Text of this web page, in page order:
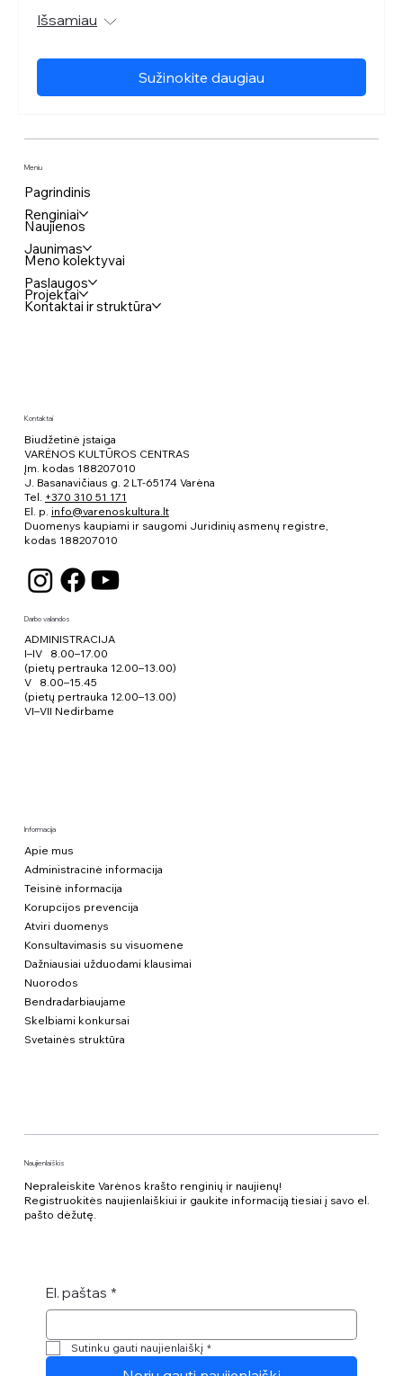
Išsamiau
Sužinokite daugiau
Meniu
Pagrindinis
Renginiai
Naujienos
Jaunimas
Meno kolektyvai
Paslaugos
Projektai
Kontaktai ir struktūra
Kontaktai
Biudžetinė įstaiga
VARĖNOS KULTŪROS CENTRAS
Įm. kodas 188207010
J. Basanavičiaus g. 2 LT-65174 Varėna
Tel. +370 310 51 171
El. p. info@varenoskultura.lt
Duomenys kaupiami ir saugomi Juridinių asmenų registre,
kodas 188207010
Darbo valandos
ADMINISTRACIJA
I–IV 8.00–17.00
(pietų pertrauka 12.00–13.00)
V 8.00–15.45
(pietų pertrauka 12.00–13.00)
VI–VII Nedirbame
Informacija
Apie mus
Administracinė informacija
Teisinė informacija
Korupcijos prevencija
Atviri duomenys
Konsultavimasis su visuomene
Dažniausiai užduodami klausimai
Nuorodos
Bendradarbiaujame
Skelbiami konkursai
Svetainės struktūra
Naujienlaiškis
Nepraleiskite Varėnos krašto renginių ir naujienų!
Registruokitės naujienlaiškiui ir gaukite informaciją tiesiai į savo el.
pašto dėžutę.
El. paštas *
Sutinku gauti naujienlaiškį *